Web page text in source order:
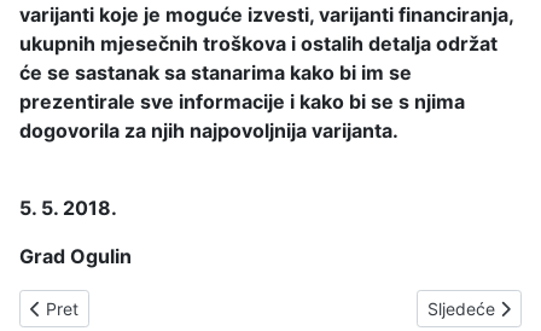
varijanti koje je moguće izvesti, varijanti financiranja,
ukupnih mjesečnih troškova i ostalih detalja održat
će se sastanak sa stanarima kako bi im se
prezentirale sve informacije i kako bi se s njima
dogovorila za njih najpovoljnija varijanta.
5. 5. 2018.
Grad Ogulin
Prethodni članak: OPASNO DJEČJE IGRALIŠTE
Pret Sljedeći
Sljedeće